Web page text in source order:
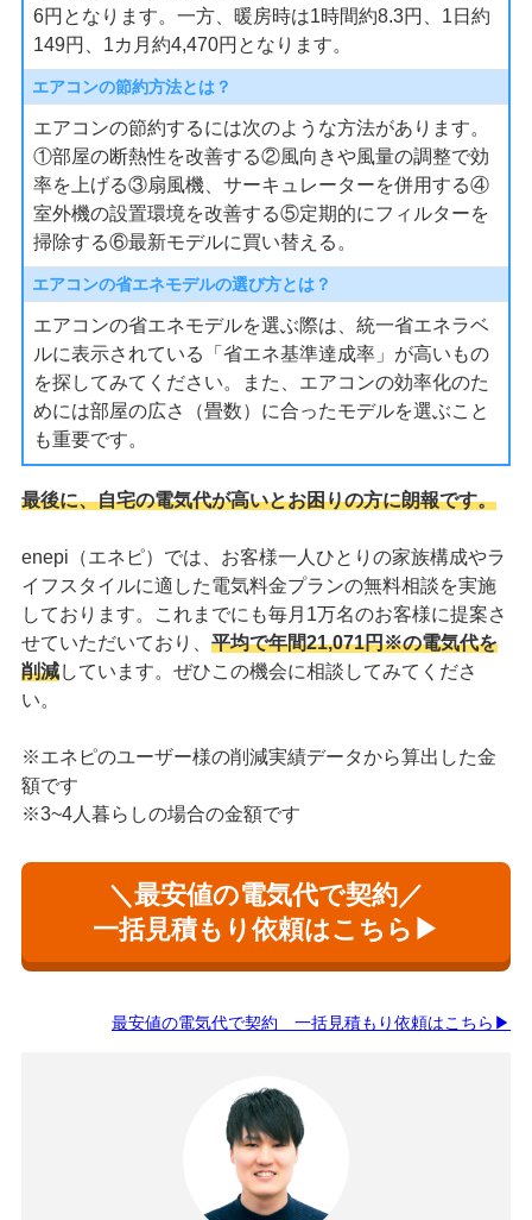
6円となります。一方、暖房時は1時間約8.3円、1日約
149円、1カ月約4,470円となります。
エアコンの節約方法とは？
エアコンの節約するには次のような方法があります。
①部屋の断熱性を改善する②風向きや風量の調整で効
率を上げる③扇風機、サーキュレーターを併用する④
室外機の設置環境を改善する⑤定期的にフィルターを
掃除する⑥最新モデルに買い替える。
エアコンの省エネモデルの選び方とは？
エアコンの省エネモデルを選ぶ際は、統一省エネラベ
ルに表示されている「省エネ基準達成率」が高いもの
を探してみてください。また、エアコンの効率化のた
めには部屋の広さ（畳数）に合ったモデルを選ぶこと
も重要です。
最後に、自宅の電気代が高いとお困りの方に朗報です。
enepi（エネピ）では、お客様一人ひとりの家族構成やラ
イフスタイルに適した電気料金プランの無料相談を実施
しております。これまでにも毎月1万名のお客様に提案さ
せていただいており、 平均で年間21,071円※の電気代を
削減しています。ぜひこの機会に相談してみてくださ
い。
※エネピのユーザー様の削減実績データから算出した金
額です
※3~4人暮らしの場合の金額です
＼最安値の電気代で契約／
一括見積もり依頼はこちら▶
最安値の電気代で契約 一括見積もり依頼はこちら▶